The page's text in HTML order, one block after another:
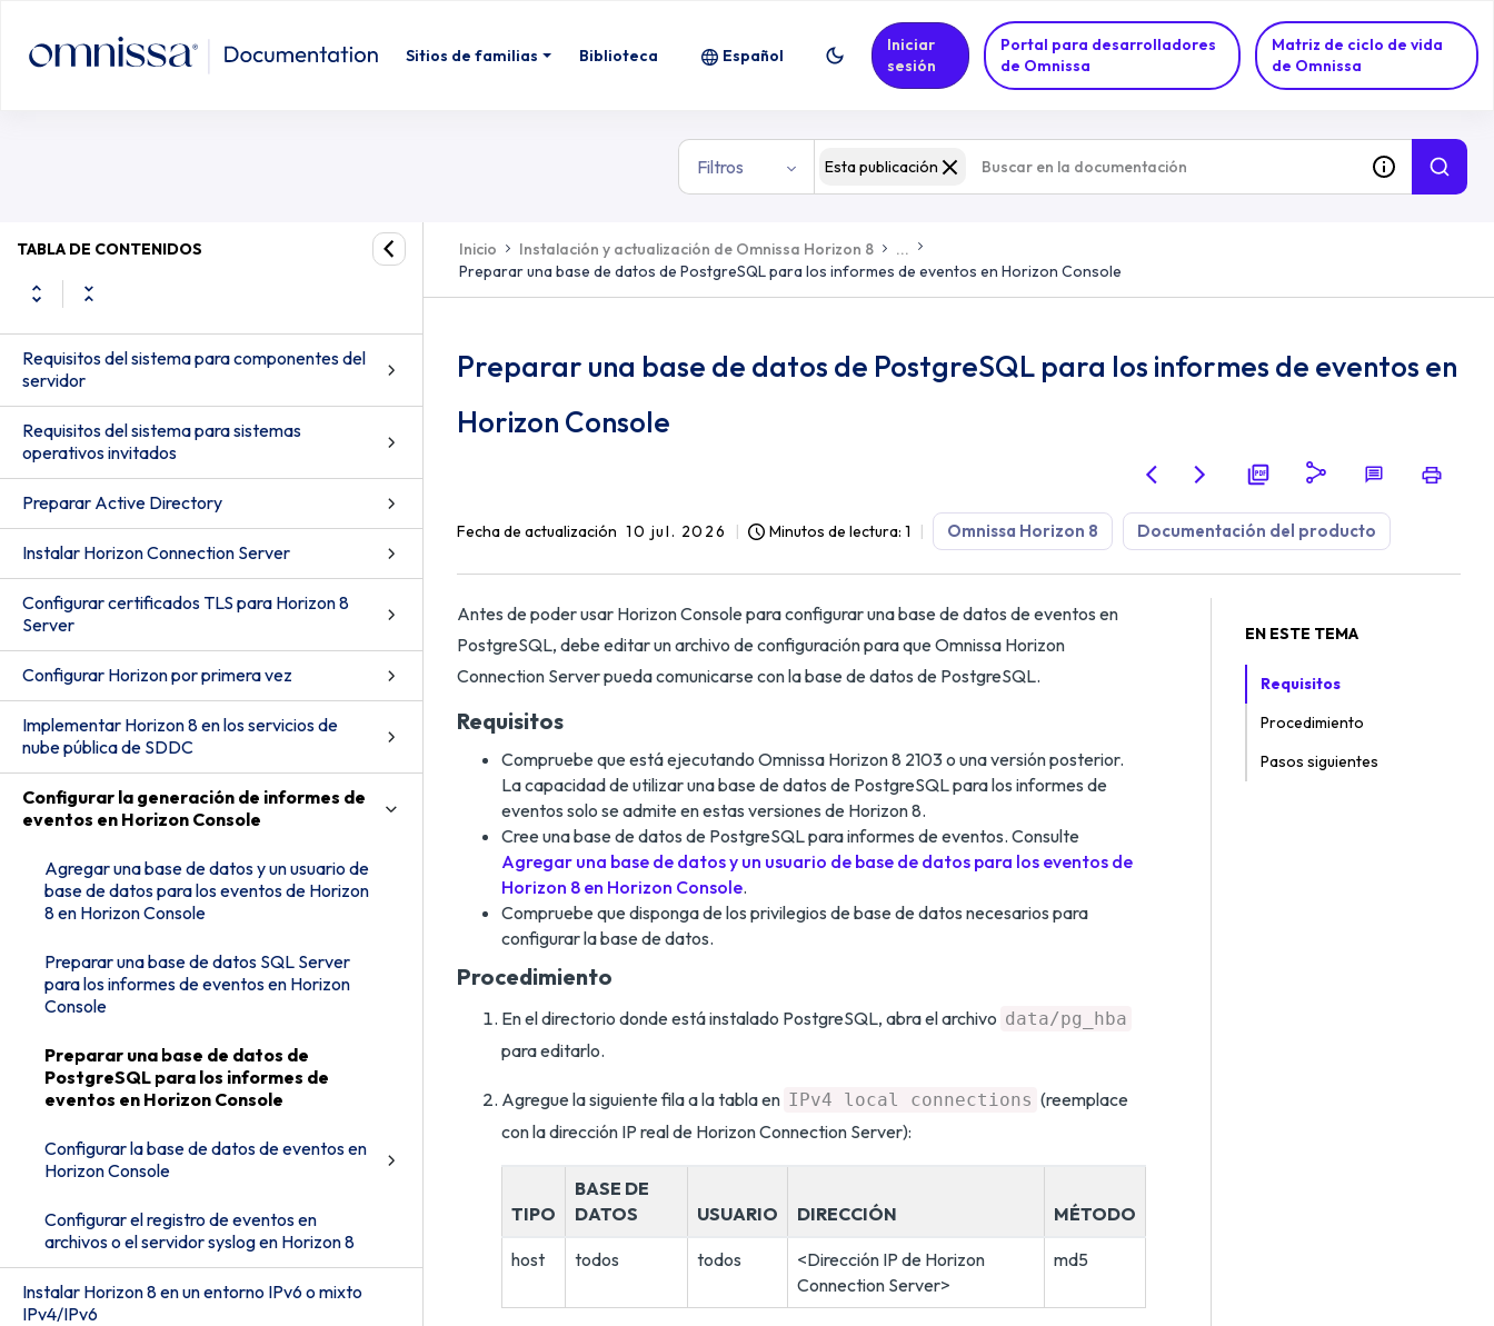
Sitios de familias Biblioteca
Portal para desarrolladores
de Omnissa
Matriz de ciclo de vida
de Omnissa
Español
Iniciar
sesión
Filtros Esta publicación
TABLA DE CONTENIDOS
Requisitos del sistema para componentes del
servidor
Requisitos del sistema para sistemas
operativos invitados
Preparar Active Directory
Instalar Horizon Connection Server
Configurar certificados TLS para Horizon 8
Server
Configurar Horizon por primera vez
Implementar Horizon 8 en los servicios de
nube pública de SDDC
Configurar la generación de informes de
eventos en Horizon Console
Agregar una base de datos y un usuario de
base de datos para los eventos de Horizon
8 en Horizon Console
Preparar una base de datos SQL Server
para los informes de eventos en Horizon
Console
Preparar una base de datos de
PostgreSQL para los informes de
eventos en Horizon Console
Configurar la base de datos de eventos en
Horizon Console
Configurar el registro de eventos en
archivos o el servidor syslog en Horizon 8
Instalar Horizon 8 en un entorno IPv6 o mixto
IPv4/IPv6
Inicio Instalación y actualización de Omnissa Horizon 8
...
Preparar una base de datos de PostgreSQL para los informes de eventos en Horizon Console
Preparar una base de datos de PostgreSQL para los informes de eventos en
Horizon Console
Fecha de actualización 10 jul. 2026 Minutos de lectura: 1 Omnissa Horizon 8 Documentación del producto
Antes de poder usar Horizon Console para configurar una base de datos de eventos en
PostgreSQL, debe editar un archivo de configuración para que Omnissa Horizon
Connection Server pueda comunicarse con la base de datos de PostgreSQL.
Requisitos
Compruebe que está ejecutando Omnissa Horizon 8 2103 o una versión posterior.
La capacidad de utilizar una base de datos de PostgreSQL para los informes de
eventos solo se admite en estas versiones de Horizon 8.
Cree una base de datos de PostgreSQL para informes de eventos. Consulte
Agregar una base de datos y un usuario de base de datos para los eventos de
Horizon 8 en Horizon Console.
Compruebe que disponga de los privilegios de base de datos necesarios para
configurar la base de datos.
Procedimiento
En el directorio donde está instalado PostgreSQL, abra el archivo data/pg_hba
para editarlo.
Agregue la siguiente fila a la tabla en IPv4 local connections (reemplace
con la dirección IP real de Horizon Connection Server):
TIPO
BASE DE
DATOS
USUARIO DIRECCIÓN MÉTODO
host todos todos
<Dirección IP de Horizon
Connection Server>
md5
EN ESTE TEMA
Requisitos
Procedimiento
Pasos siguientes